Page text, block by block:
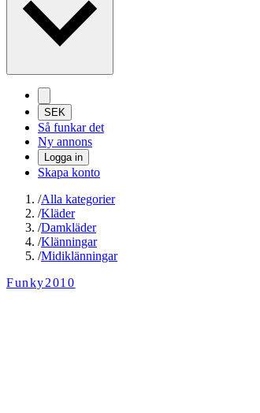
SEK
Så funkar det
Ny annons
Logga in
Skapa konto
/Alla kategorier
/Kläder
/Damkläder
/Klänningar
/Midiklänningar
Funky2010